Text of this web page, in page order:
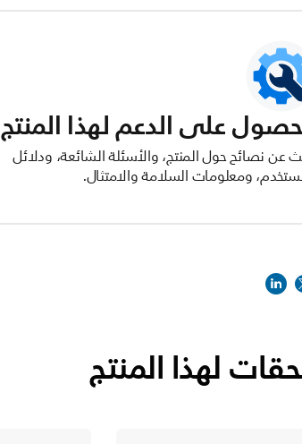
على الدعم لهذا المنتج
عن نصائح حول المنتج، والأسئلة الشائعة، ودلائل
ومعلومات السلامة والامتثال.
لهذا المنتج